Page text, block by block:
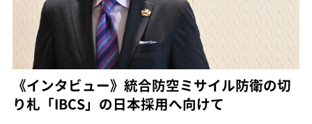
《インタビュー》統合防空ミサイル防衛の切
り札「IBCS」の日本採用へ向けて